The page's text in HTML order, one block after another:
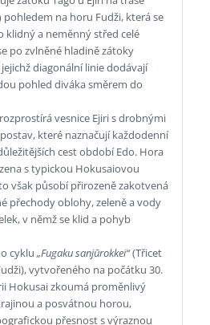
na horu Fudži, která se
klidný a neměnný střed celé
po zvlněné hladině zátoky
diagonální linie dodávají
pohled diváka směrem do
vesnice Ejiri s drobnými
které naznačují každodenní
cest období Edo. Hora
s typickou Hokusaio­vou
však působí přirozeně zakotvená
přechody oblohy, zeleně a vody
v němž se klid a pohyb
cyklu „Fugaku sanjūrokkei“(Třicet
vytvořeného na počátku 30.
Hokusai zkoumá proměnlivý
a posvátnou horou,
přesnost s výraznou